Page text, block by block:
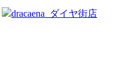
dracaena_ダイヤ街店